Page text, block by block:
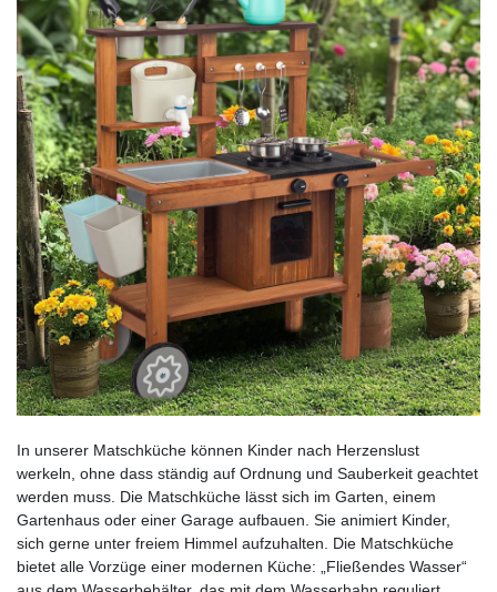
In unserer Matschküche können Kinder nach Herzenslust
werkeln, ohne dass ständig auf Ordnung und Sauberkeit geachtet
werden muss. Die Matschküche lässt sich im Garten, einem
Gartenhaus oder einer Garage aufbauen. Sie animiert Kinder,
sich gerne unter freiem Himmel aufzuhalten. Die Matschküche
bietet alle Vorzüge einer modernen Küche: „Fließendes Wasser“